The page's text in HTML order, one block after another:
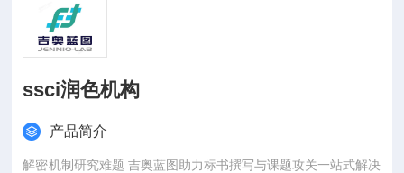
ssci润色机构
产品简介
解密机制研究难题 吉奥蓝图助力标书撰写与课题攻关一站式解决